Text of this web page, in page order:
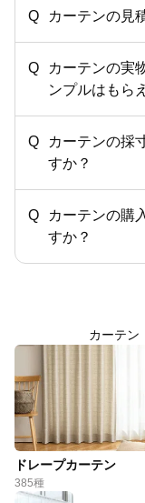
カーテンの見
カーテンの実
ンプルはもら
カーテンの採
すか？
カーテンの購
すか？
カーテン
ドレープカーテン
385種